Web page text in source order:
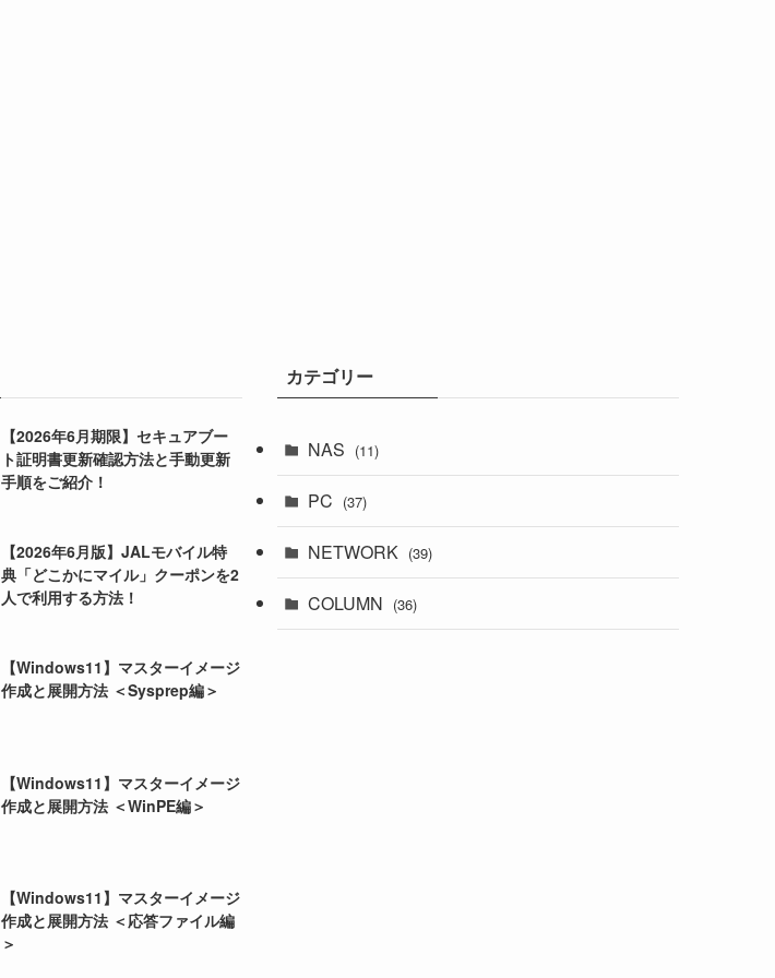
【2026年6月期限】セキュアブー
ト証明書更新確認方法と手動更新
手順をご紹介！
【2026年6月版】JALモバイル特
典「どこかにマイル」クーポンを2
人で利用する方法！
【Windows11】マスターイメージ
作成と展開方法 ＜Sysprep編＞
【Windows11】マスターイメージ
作成と展開方法 ＜WinPE編＞
【Windows11】マスターイメージ
作成と展開方法 ＜応答ファイル編
＞
カテゴリー
NAS (11)
PC (37)
NETWORK (39)
COLUMN (36)